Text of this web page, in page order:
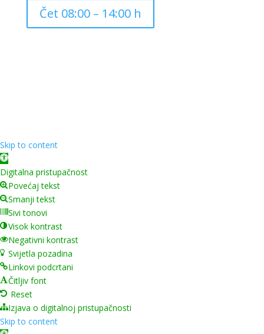
Čet 08:00 – 14:00 h
Skip to content
Open toolbar
Digitalna pristupačnost
Povećaj tekst
Smanji tekst
Sivi tonovi
Visok kontrast
Negativni kontrast
Svijetla pozadina
Linkovi podcrtani
Čitljiv font
Reset
Izjava o digitalnoj pristupačnosti
Skip to content